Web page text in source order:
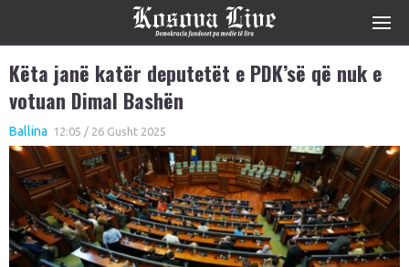
Këta janë katër deputetët e PDK’së që nuk e
votuan Dimal Bashën
Ballina 12:05 / 26 Gusht 2025